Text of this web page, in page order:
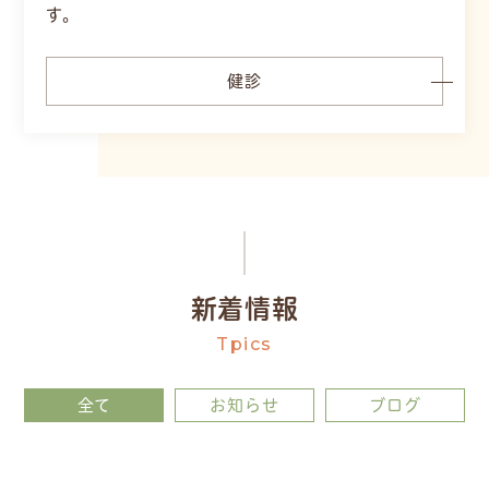
す。
健診
新着情報
Tpics
全て お知らせ ブログ